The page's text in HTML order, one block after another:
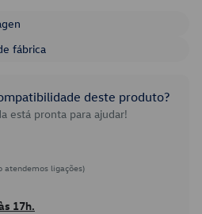
fábrica
deste produto?
está pronta para ajudar!
atendemos ligações)
17h.